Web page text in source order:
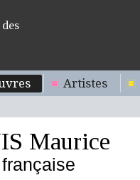
Artistes
Maurice